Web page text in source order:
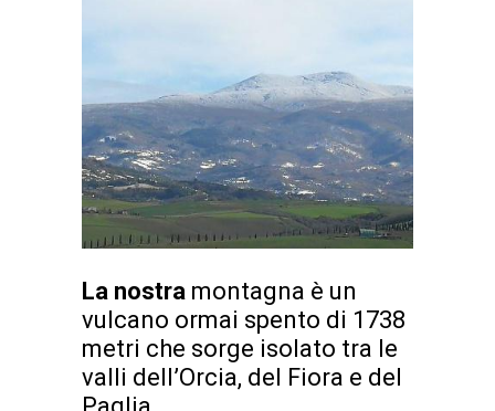
La nostra montagna è un
vulcano ormai spento di 1738
metri che sorge isolato tra le
valli dell’Orcia, del Fiora e del